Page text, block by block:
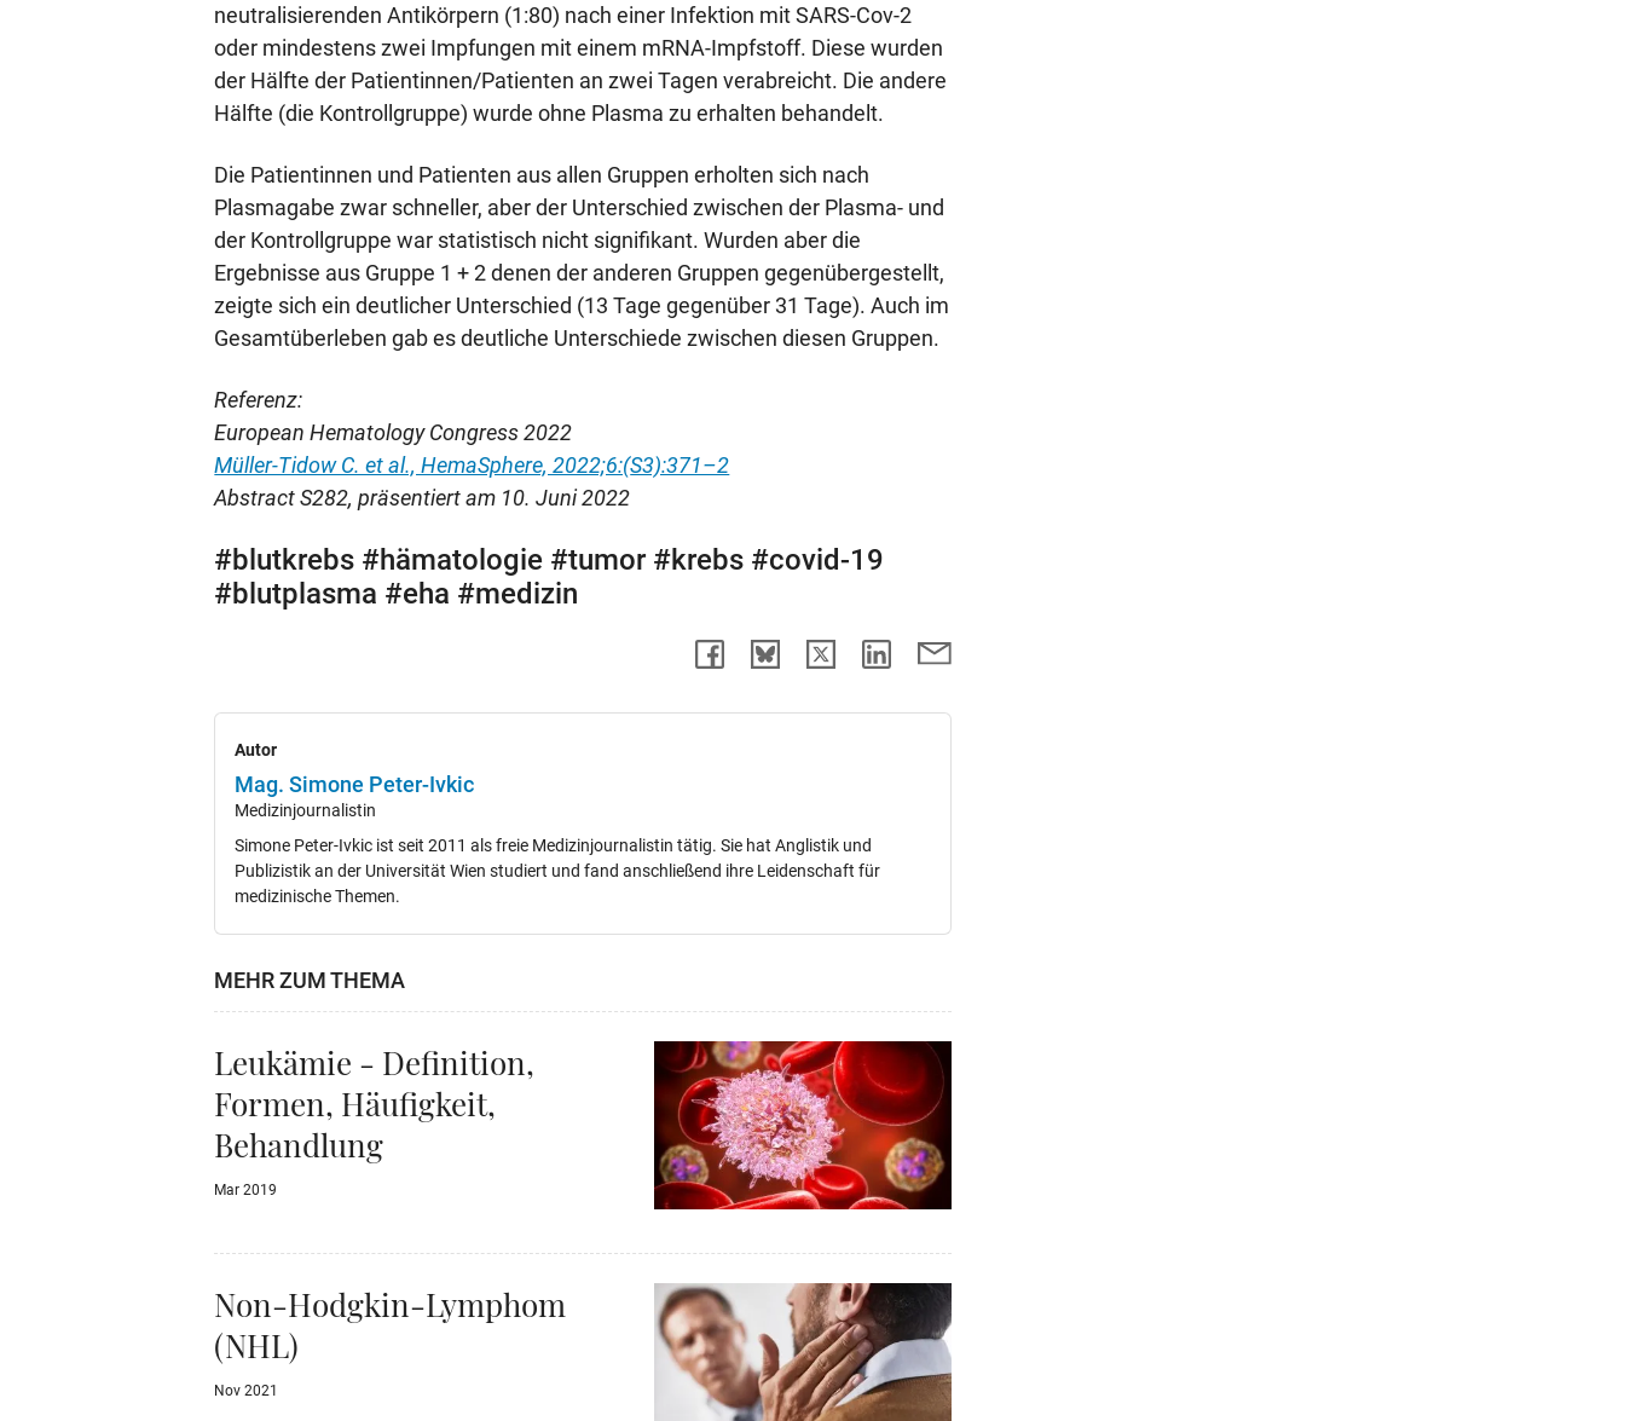
neutralisierenden Antikörpern (1:80) nach einer Infektion mit SARS-Cov-2
oder mindestens zwei Impfungen mit einem mRNA-Impfstoff. Diese wurden
der Hälfte der Patientinnen/Patienten an zwei Tagen verabreicht. Die andere
Hälfte (die Kontrollgruppe) wurde ohne Plasma zu erhalten behandelt.
Die Patientinnen und Patienten aus allen Gruppen erholten sich nach
Plasmagabe zwar schneller, aber der Unterschied zwischen der Plasma- und
der Kontrollgruppe war statistisch nicht signifikant. Wurden aber die
Ergebnisse aus Gruppe 1 + 2 denen der anderen Gruppen gegenübergestellt,
zeigte sich ein deutlicher Unterschied (13 Tage gegenüber 31 Tage). Auch im
Gesamtüberleben gab es deutliche Unterschiede zwischen diesen Gruppen.
Referenz:
European Hematology Congress 2022
Müller-Tidow C. et al., HemaSphere, 2022;6:(S3):371–2
Abstract S282, präsentiert am 10. Juni 2022
#blutkrebs #hämatologie #tumor #krebs #covid-19
#blutplasma #eha #medizin
Autor
Mag. Simone Peter-Ivkic
Medizinjournalistin
Simone Peter-Ivkic ist seit 2011 als freie Medizinjournalistin tätig. Sie hat Anglistik und
Publizistik an der Universität Wien studiert und fand anschließend ihre Leidenschaft für
medizinische Themen.
MEHR ZUM THEMA
Leukämie - Definition,
Formen, Häufigkeit,
Behandlung
Mar 2019
Non-Hodgkin-Lymphom
(NHL)
Nov 2021